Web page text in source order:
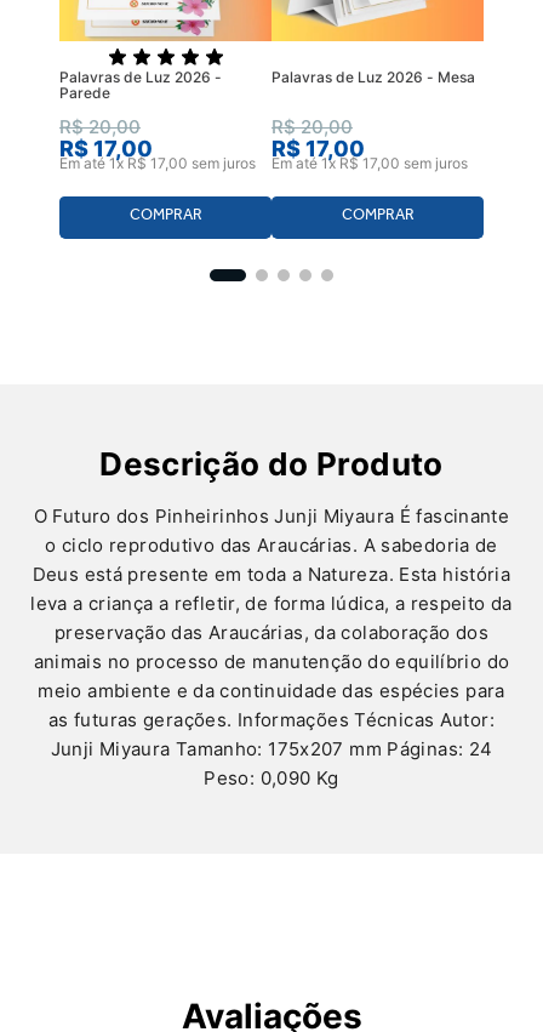
Palavras de Luz 2026 -
Parede
R$ 20,00
R$17,00
Em até1xR$ 17 00 sem juros
Palavras de Luz 2026 - Mesa
R$ 20,00
R$17,00
Em até1xR$ 17 00 sem juros
Descrição do Produto
O Futuro dos Pinheirinhos Junji Miyaura É fascinante
o ciclo reprodutivo das Araucárias. A sabedoria de
Deus está presente em toda a Natureza. Esta história
leva a criança a refletir, de forma lúdica, a respeito da
preservação das Araucárias, da colaboração dos
animais no processo de manutenção do equilíbrio do
meio ambiente e da continuidade das espécies para
as futuras gerações. Informações Técnicas Autor:
Junji Miyaura Tamanho: 175x207 mm Páginas: 24
Peso: 0,090 Kg
Avaliações